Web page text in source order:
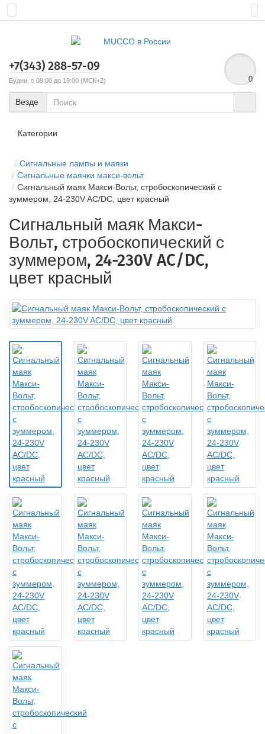
+7(343) 288-57-09
Будни, с 09:00 до 19:00 (МСК+2) 0
Везде
Категории
Сигнальные лампы и маяки
Сигнальные маячки макси-вольт
Сигнальный маяк Макси-Вольт, стробоскопический с
зуммером, 24-230V AC/DC, цвет красный
Сигнальный маяк Макси-
Вольт, стробоскопический с
зуммером, 24-230V AC/DC,
цвет красный